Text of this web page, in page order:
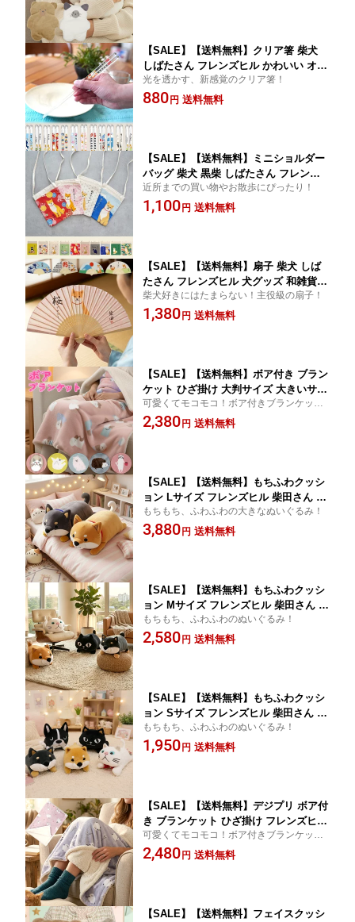
【SALE】【送料無料】クリア箸 柴犬
しばたさん フレンズヒル かわいい オシ
ャレ 富士山 和モダン 23cm 箸 透明 メ
タクリル樹脂 和柄
光を透かす、新感覚のクリア箸！
880 円 送料無料
【SALE】【送料無料】ミニショルダー
バッグ 柴犬 黒柴 しばたさん フレンズ
ヒル かわいい オシャレ 鞄 トートバッ
グ サコッシュ ポシェット
近所までの買い物やお散歩にぴったり！
1,100 円 送料無料
【SALE】【送料無料】扇子 柴犬 しば
たさん フレンズヒル 犬グッズ 和雑貨
かわいい 夏ギフト 浴衣小物 コンパクト
竹製 浮世絵風 お寿司 日本土産 動物モ
柴犬好きにはたまらない！主役級の扇子！
1,380 円 送料無料
【SALE】【送料無料】ボア付き ブラン
ケット ひざ掛け 大判サイズ 大きいサイ
ズ 73×100cm かわいい ボア あったか
ネコ 猫 ターチャン ハリネズミ ポメラ
可愛くてモコモコ！ボア付きブランケッ
ト！
2,380 円 送料無料
【SALE】【送料無料】もちふわクッシ
ョン Lサイズ フレンズヒル 柴田さん 柴
犬 黒柴 ネコマンジュウ 黒猫 ふわふわ
ぬいぐるみ クッション もちもち やわら
もちもち、ふわふわの大きなぬいぐるみ！
3,880 円 送料無料
【SALE】【送料無料】もちふわクッシ
ョン Mサイズ フレンズヒル 柴田さん 柴
犬 黒柴 ネコマンジュウ 白猫 黒猫 フレ
ンチブルドッグ ブルトン ふわふわ ぬい
もちもち、ふわふわのぬいぐるみ！
2,580 円 送料無料
【SALE】【送料無料】もちふわクッシ
ョン Sサイズ フレンズヒル 柴田さん 柴
犬 黒柴 ネコマンジュウ 白猫 黒猫 ふわ
ふわ ぬいぐるみ クッション もちもち
もちもち、ふわふわのぬいぐるみ！
1,950 円 送料無料
【SALE】【送料無料】デジプリ ボア付
き ブランケット ひざ掛け フレンズヒル
大判サイズ 大きいサイズ 73×100cm か
わいい ボア あったか シマエナガ グレ
可愛くてモコモコ！ボア付きブランケッ
ト！
2,480 円 送料無料
【SALE】【送料無料】フェイスクッシ